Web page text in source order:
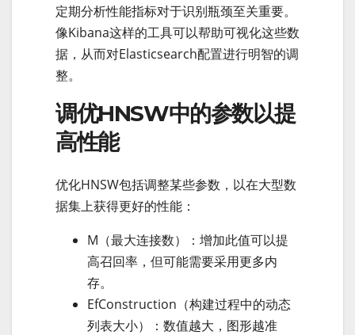
定期分析性能指标对于识别瓶颈至关重要。
像Kibana这样的工具可以帮助可视化这些数
据，从而对Elasticsearch配置进行明智的调
整。
调优HNSW中的参数以提
高性能
优化HNSW包括调整某些参数，以在大型数
据集上获得更好的性能：
M（最大连接数）：增加此值可以提
高召回率，但可能需要采用更多内
存。
EfConstruction（构建过程中的动态
列表大小）：数值越大，图形越准